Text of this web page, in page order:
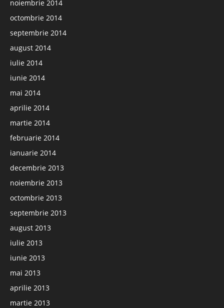
noiembrie 2014
octombrie 2014
septembrie 2014
august 2014
iulie 2014
iunie 2014
mai 2014
aprilie 2014
martie 2014
februarie 2014
ianuarie 2014
decembrie 2013
noiembrie 2013
octombrie 2013
septembrie 2013
august 2013
iulie 2013
iunie 2013
mai 2013
aprilie 2013
martie 2013